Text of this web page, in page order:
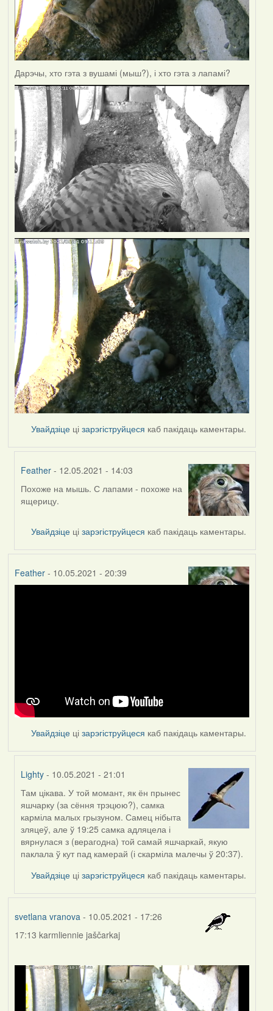
Дарэчы, хто гэта з вушамі (мыш?), і хто гэта з лапамі?
Увайдзіце цізарэгіструйцеся каб пакідаць каментары.
Feather - 12.05.2021 - 14:03
In
reply
Похоже на мышь. С лапами - похоже на
ящерицу.
Увайдзіце цізарэгіструйцеся каб пакідаць каментары.
Feather- 10.05.2021 - 20:39
Увайдзіце цізарэгіструйцеся каб пакідаць каментары.
Lighty - 10.05.2021 - 21:01
In
reply
to
by
Feather
Там цікава. У той момант, як ён прынес
яшчарку (за сёння трэцюю?), самка
карміла малых грызуном. Самец нібыта
зляцеў, але ў 19:25 самка адляцела і
вярнулася з (верагодна) той самай яшчаркай, якую
паклала ў кут пад камерай (і скарміла малечы ў 20:37).
Увайдзіце цізарэгіструйцеся каб пакідаць каментары.
svetlana vranova- 10.05.2021 - 17:26
17:13 karmliennie jaščarkaj